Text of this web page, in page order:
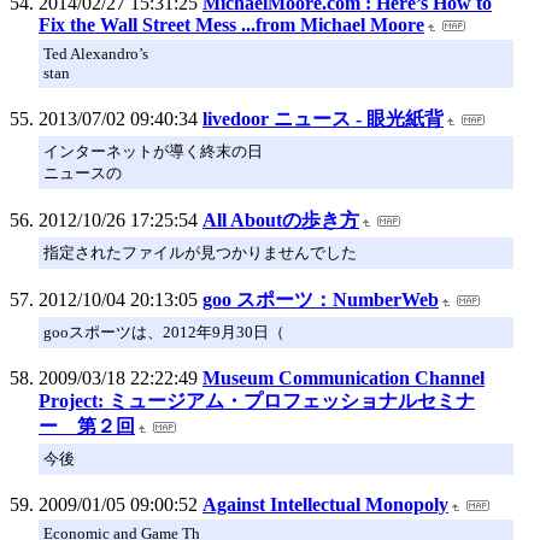
Fix the Wall Street Mess ...from Michael Moore
Ted Alexandro’s
stan
2013/07/02 09:40:34 livedoor ニュース - 眼光紙背
インターネットが導く終末の日
ニュースの
2012/10/26 17:25:54 All Aboutの歩き方
指定されたファイルが見つかりませんでした
2012/10/04 20:13:05 goo スポーツ：NumberWeb
gooスポーツは、2012年9月30日（
2009/03/18 22:22:49 Museum Communication Channel
Project: ミュージアム・プロフェッショナルセミナ
ー 第２回
今後
2009/01/05 09:00:52 Against Intellectual Monopoly
Economic and Game Th